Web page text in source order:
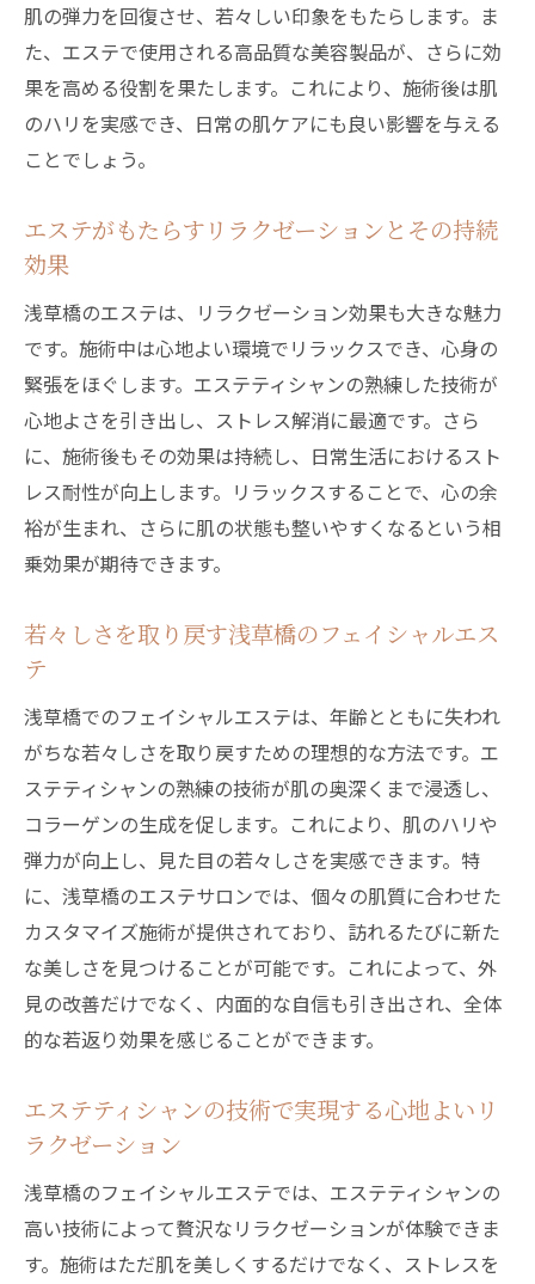
肌の弾力を回復させ、若々しい印象をもたらします。ま
た、エステで使用される高品質な美容製品が、さらに効
果を高める役割を果たします。これにより、施術後は肌
のハリを実感でき、日常の肌ケアにも良い影響を与える
ことでしょう。
エステがもたらすリラクゼーションとその持続
効果
浅草橋のエステは、リラクゼーション効果も大きな魅力
です。施術中は心地よい環境でリラックスでき、心身の
緊張をほぐします。エステティシャンの熟練した技術が
心地よさを引き出し、ストレス解消に最適です。さら
に、施術後もその効果は持続し、日常生活におけるスト
レス耐性が向上します。リラックスすることで、心の余
裕が生まれ、さらに肌の状態も整いやすくなるという相
乗効果が期待できます。
若々しさを取り戻す浅草橋のフェイシャルエス
テ
浅草橋でのフェイシャルエステは、年齢とともに失われ
がちな若々しさを取り戻すための理想的な方法です。エ
ステティシャンの熟練の技術が肌の奥深くまで浸透し、
コラーゲンの生成を促します。これにより、肌のハリや
弾力が向上し、見た目の若々しさを実感できます。特
に、浅草橋のエステサロンでは、個々の肌質に合わせた
カスタマイズ施術が提供されており、訪れるたびに新た
な美しさを見つけることが可能です。これによって、外
見の改善だけでなく、内面的な自信も引き出され、全体
的な若返り効果を感じることができます。
エステティシャンの技術で実現する心地よいリ
ラクゼーション
浅草橋のフェイシャルエステでは、エステティシャンの
高い技術によって贅沢なリラクゼーションが体験できま
す。施術はただ肌を美しくするだけでなく、ストレスを